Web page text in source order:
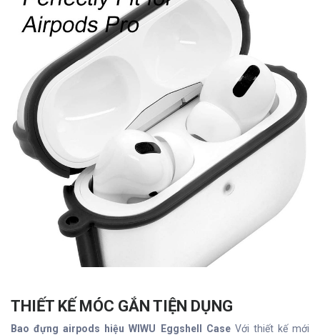
THIẾT KẾ MÓC GẮN TIỆN DỤNG
Bao đựng airpods hiệu WIWU Eggshell CaseVới thiết kế mới